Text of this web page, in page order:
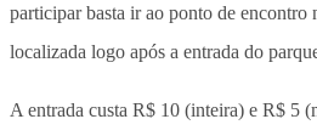
participar basta ir ao ponto de encontro
localizada logo após a entrada do
A entrada custa R$ 10 (inteira) e R$ 5